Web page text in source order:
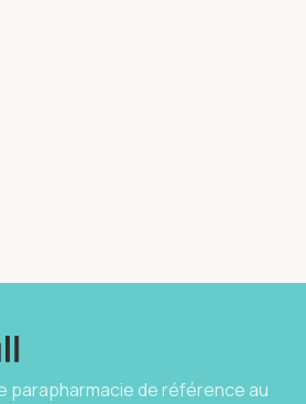
parapharmacie de référence au